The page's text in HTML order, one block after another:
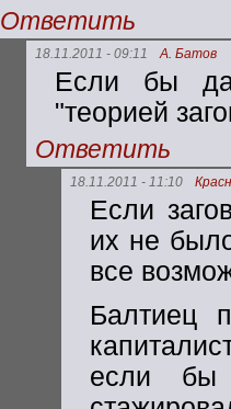
Ответить
18.11.2011 - 09:11 А. Батов
Если бы да
"теорией
Ответить
18.11.2011 - 11:10
Если
их не
все
Балтиец
если бы